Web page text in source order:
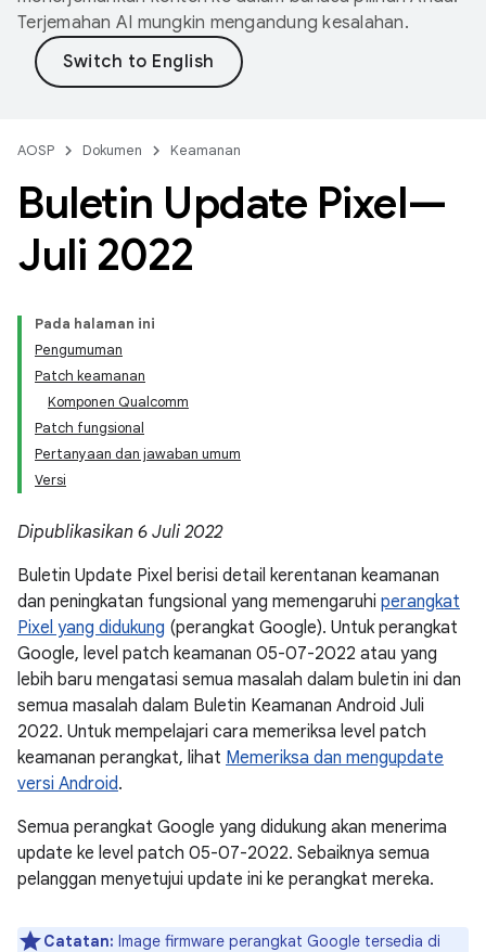
Terjemahan AI mungkin mengandung kesalahan.
AOSP Dokumen Keamanan
Buletin Update Pixel—
Juli 2022
Pada halaman ini
Pengumuman
Patch keamanan
Komponen Qualcomm
Patch fungsional
Pertanyaan dan jawaban umum
Versi
Dipublikasikan 6 Juli 2022
Buletin Update Pixel berisi detail kerentanan keamanan
dan peningkatan fungsional yang memengaruhi perangkat
Pixel yang didukung (perangkat Google). Untuk perangkat
Google, level patch keamanan 05-07-2022 atau yang
lebih baru mengatasi semua masalah dalam buletin ini dan
semua masalah dalam Buletin Keamanan Android Juli
2022. Untuk mempelajari cara memeriksa level patch
keamanan perangkat, lihat Memeriksa dan mengupdate
versi Android.
Semua perangkat Google yang didukung akan menerima
update ke level patch 05-07-2022. Sebaiknya semua
pelanggan menyetujui update ini ke perangkat mereka.
Catatan: Image firmware perangkat Google tersedia di